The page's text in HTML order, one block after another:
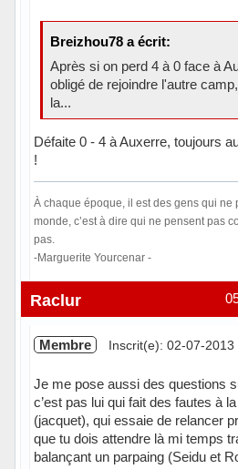
Breizhou78 a écrit:
Après si on perd 4 à 0 face à
obligé de rejoindre l'autre
la...
Défaite 0 - 4 à Auxerre, toujours
!
À chaque époque, il est des gens qui ne
monde, c’est à dire qui ne pensent pas
pas.
-Marguerite Yourcenar -
Hors ligne
Raclur
Membre Inscrit(e): 02-07-2013
Je me pose aussi des questions
c’est pas lui qui fait des fautes à
(jacquet), qui essaie de relancer
que tu dois attendre là mi temps
balançant un parpaing (Seidu et